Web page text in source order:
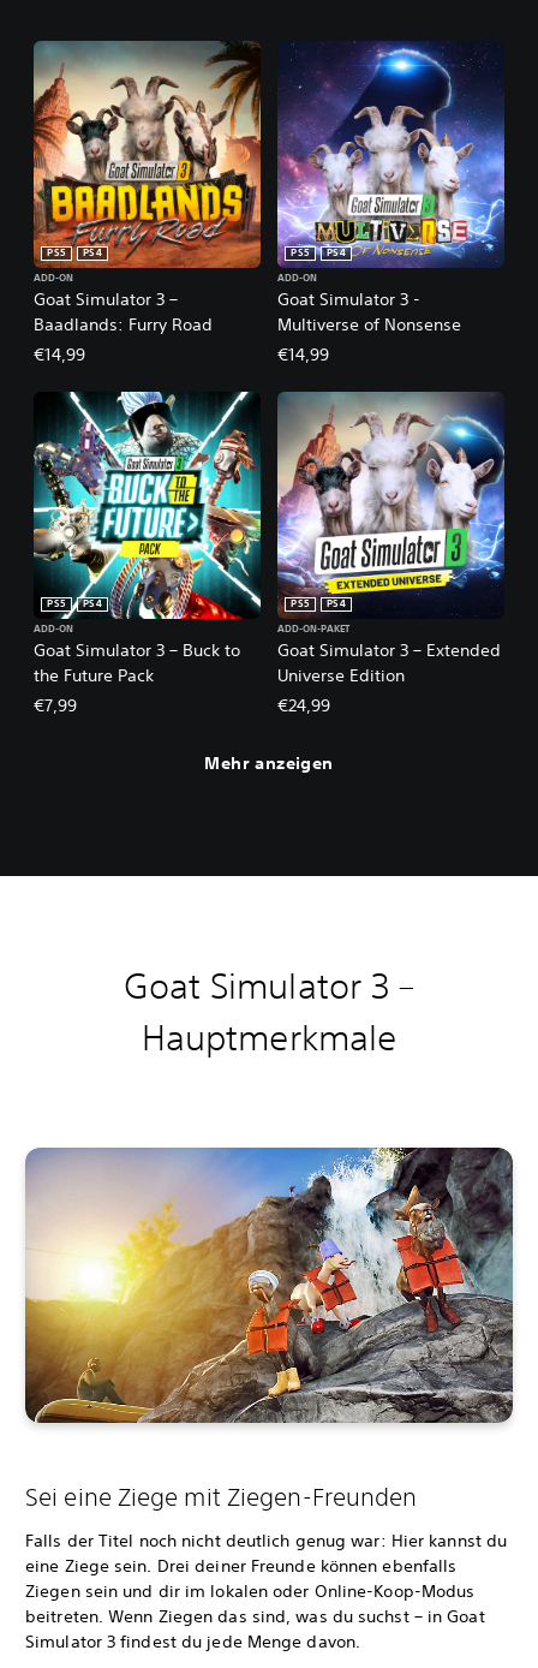
Goat Simulator 3 –
Baadlands: Furry Road
PS5
PS4
ADD-ON
€14,99
Goat Simulator 3 -
Multiverse of Nonsense
PS5
PS4
ADD-ON
€14,99
Goat Simulator 3 – Buck to
the Future Pack
PS5
PS4
ADD-ON
€7,99
Goat Simulator 3 – Extended
Universe Edition
PS5
PS4
ADD-ON-PAKET
€24,99
Mehr anzeigen
Goat Simulator 3 –
Hauptmerkmale
Sei eine Ziege mit Ziegen-Freunden
Falls der Titel noch nicht deutlich genug war: Hier kannst du
eine Ziege sein. Drei deiner Freunde können ebenfalls
Ziegen sein und dir im lokalen oder Online-Koop-Modus
beitreten. Wenn Ziegen das sind, was du suchst – in Goat
Simulator 3 findest du jede Menge davon.